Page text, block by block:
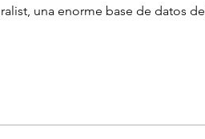
una enorme base de datos